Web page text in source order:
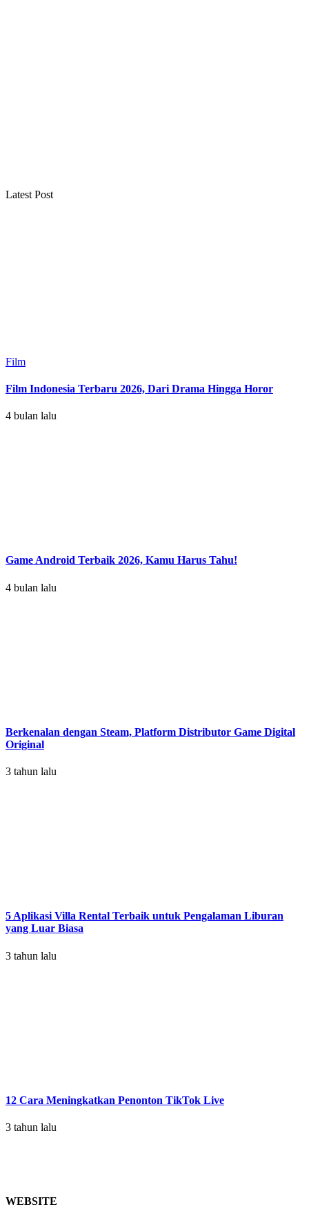
Latest Post
Film
Film Indonesia Terbaru 2026, Dari Drama Hingga Horor
4 bulan lalu
Game Android Terbaik 2026, Kamu Harus Tahu!
4 bulan lalu
Berkenalan dengan Steam, Platform Distributor Game Digital
Original
3 tahun lalu
5 Aplikasi Villa Rental Terbaik untuk Pengalaman Liburan
yang Luar Biasa
3 tahun lalu
12 Cara Meningkatkan Penonton TikTok Live
3 tahun lalu
WEBSITE